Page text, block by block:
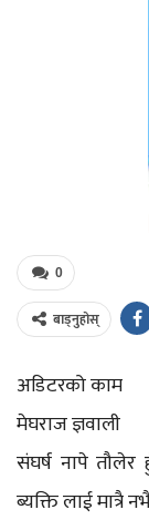
0
बाड्नुहोस्
अडिटरको काम
मेघराज ज्ञवाली
संघर्ष नापे
ब्यक्ति लाई मात्रै